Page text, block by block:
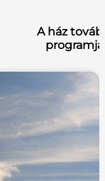
A ház